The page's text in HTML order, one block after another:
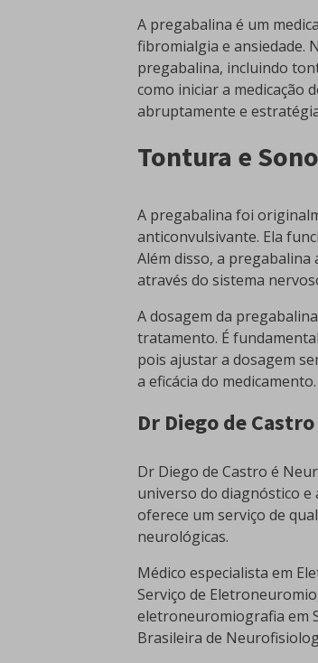
A pregabalina é um
fibromialgia e ansiedade.
pregabalina, incluindo
como iniciar a medicação
abruptamente e
Tontura e
A pregabalina foi
anticonvulsivante. Ela
Além disso, a
através do sistema
A dosagem da
tratamento. É
pois ajustar a dosagem
a eficácia do medicamento.
Dr Diego de
Dr Diego de Castro é
universo do diagnóstico e
oferece um serviço de
neurológicas.
Médico especialista em
Serviço de
eletroneuromiografia em
Brasileira de